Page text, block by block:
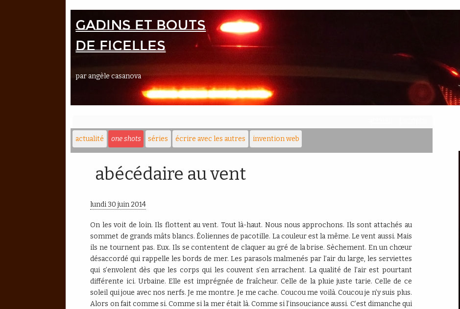
Gadins et bouts
de ficelles
par angèle casanova
actualité one shots séries écrire avec les autres invention web
abécédaire au vent
lundi 30 juin 2014
On les voit de loin. Ils flottent au vent. Tout là-haut. Nous nous approchons. Ils sont attachés au
sommet de grands mâts blancs. Éoliennes de pacotille. La couleur est la même. Le vent aussi. Mais
ils ne tournent pas. Eux. Ils se contentent de claquer au gré de la brise. Sèchement. En un chœur
désaccordé qui rappelle les bords de mer. Les parasols malmenés par l’air du large, les serviettes
qui s’envolent dès que les corps qui les couvent s’en arrachent. La qualité de l’air est pourtant
différente ici. Urbaine. Elle est imprégnée de fraîcheur. Celle de la pluie juste tarie. Celle de ce
soleil qui joue avec nos nerfs. Je me montre. Je me cache. Coucou me voilà. Coucou je n’y suis plus.
Alors on fait comme si. Comme si la mer était là. Comme si l’insouciance aussi. C’est dimanche qui